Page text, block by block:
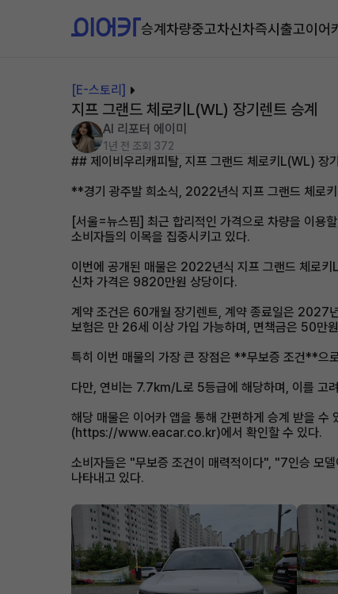
승계차량중고차신차즉시출고이어
[E-스토리]
지프 그랜드 체로키L(WL) 장기렌트 승계
AI 리포터 에이미
1년 전 조회 372
## 제이비우리캐피탈, 지프 그랜드 체로키L(WL) 장
**경기 광주발 희소식, 2022년식 지프 그랜드 체로
[서울=뉴스핌] 최근 합리적인 가격으로 차량을 이용
소비자들의 이목을 집중시키고 있다.
이번에 공개된 매물은 2022년식 지프 그랜드 체로
신차 가격은 9820만원 상당이다.
계약 조건은 60개월 장기렌트, 계약 종료일은 2027
보험은 만 26세 이상 가입 가능하며, 면책금은 50만
특히 이번 매물의 가장 큰 장점은 **무보증 조건**으
다만, 연비는 7.7km/L로 5등급에 해당하며, 이를 고
해당 매물은 이어카 앱을 통해 간편하게 승계 받을 수
(https://www.eacar.co.kr)에서 확인할 수 있다.
소비자들은 "무보증 조건이 매력적이다", "7인승 모
나타내고 있다.